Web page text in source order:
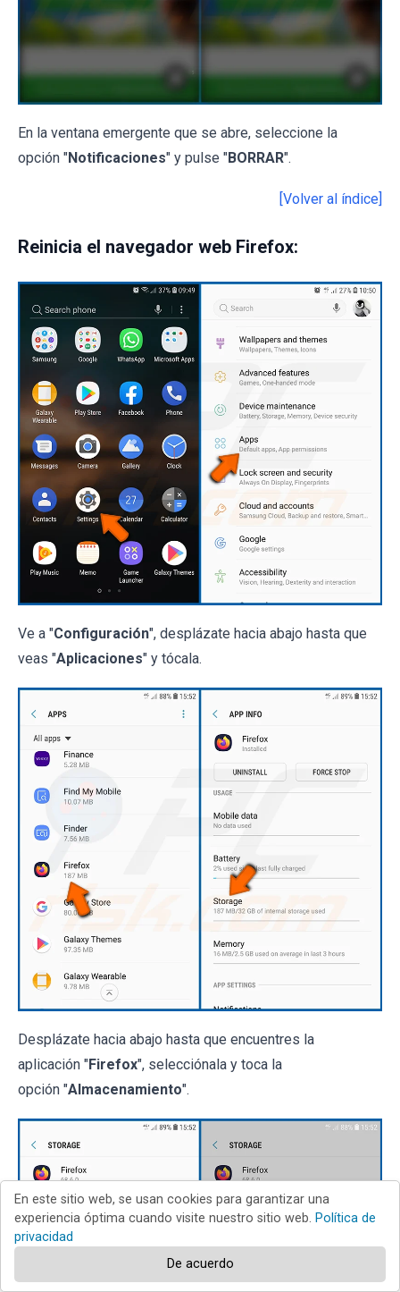
En la ventana emergente que se abre, seleccione la
opción "Notificaciones" y pulse "BORRAR".
[Volver al índice]
Reinicia el navegador web Firefox:
Ve a "Configuración", desplázate hacia abajo hasta que
veas "Aplicaciones" y tócala.
Desplázate hacia abajo hasta que encuentres la
aplicación "Firefox", selecciónala y toca la
opción "Almacenamiento".
En este sitio web, se usan cookies para garantizar una
experiencia óptima cuando visite nuestro sitio web. Política de
privacidad
De acuerdo